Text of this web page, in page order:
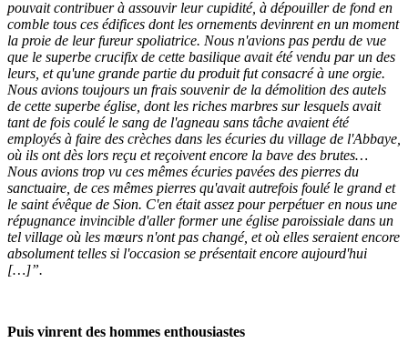
pouvait contribuer à assouvir leur cupidité, à dépouiller de fond en
comble tous ces édifices dont les ornements devinrent en un moment
la proie de leur fureur spoliatrice. Nous n'avions pas perdu de vue
que le superbe crucifix de cette basilique avait été vendu par un des
leurs, et qu'une grande partie du produit fut consacré à une orgie.
Nous avions toujours un frais souvenir de la démolition des autels
de cette superbe église, dont les riches marbres sur lesquels avait
tant de fois coulé le sang de l'agneau sans tâche avaient été
employés à faire des crèches dans les écuries du village de l'Abbaye,
où ils ont dès lors reçu et reçoivent encore la bave des brutes…
Nous avions trop vu ces mêmes écuries pavées des pierres du
sanctuaire, de ces mêmes pierres qu'avait autrefois foulé le grand et
le saint évêque de Sion. C'en était assez pour perpétuer en nous une
répugnance invincible d'aller former une église paroissiale dans un
tel village où les mœurs n'ont pas changé, et où elles seraient encore
absolument telles si l'occasion se présentait encore aujourd'hui
[…]”.
Puis vinrent des hommes enthousiastes